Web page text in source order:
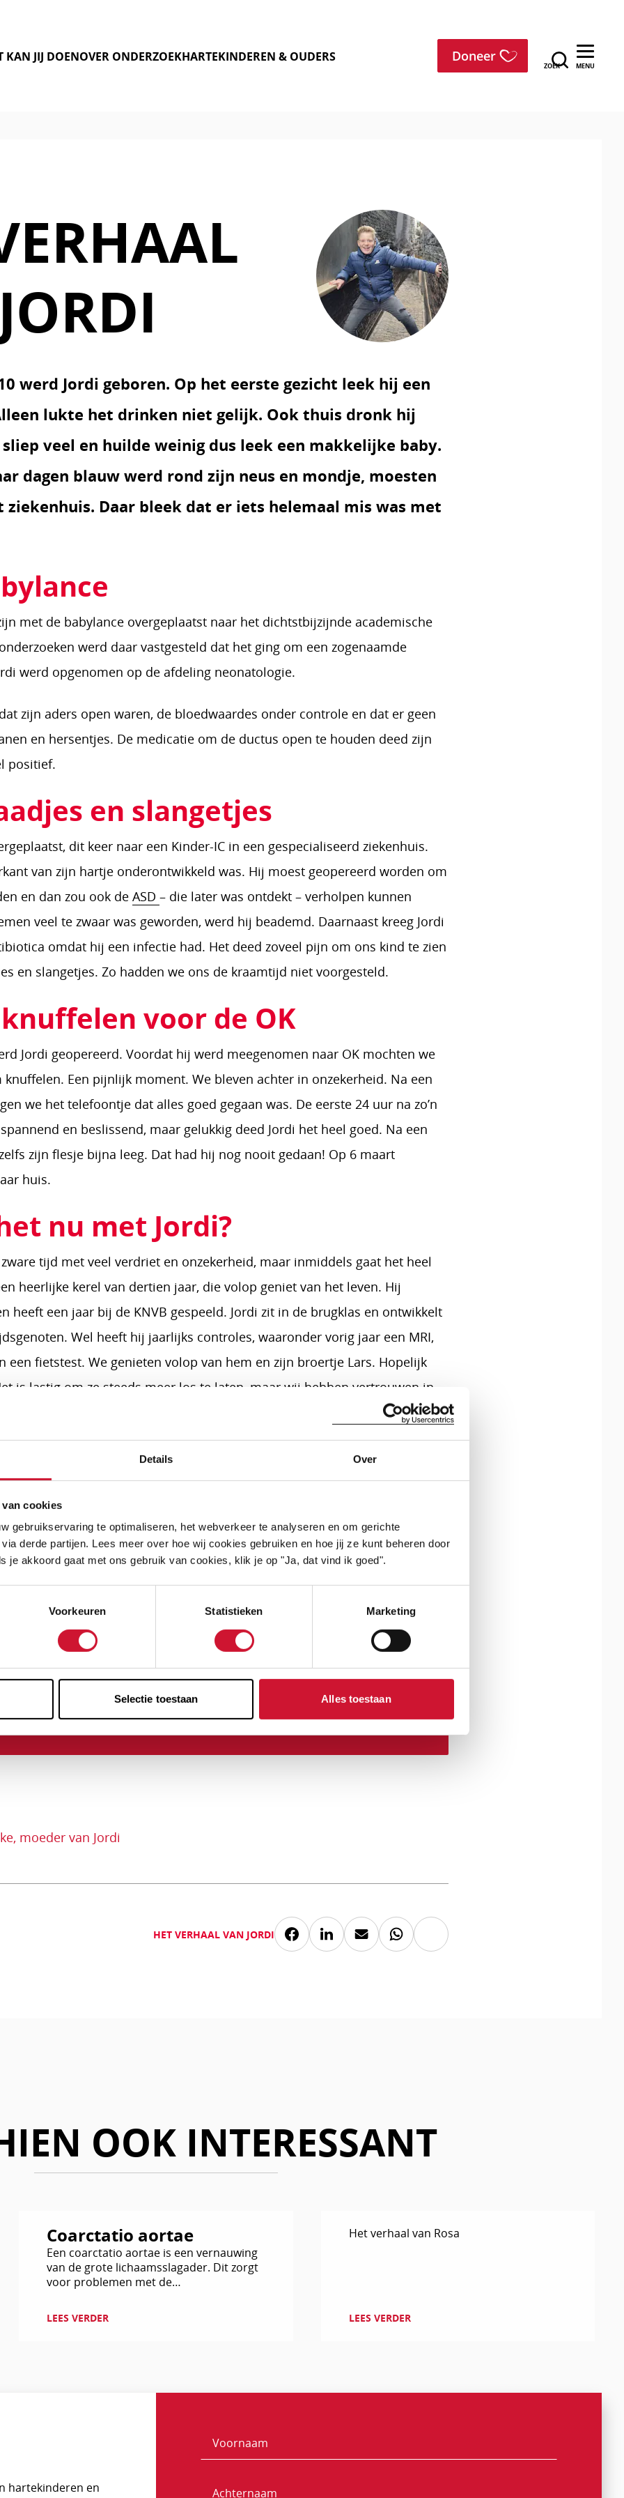
Details Over
cookies
gebruikservaring te optimaliseren, het webverkeer te analyseren en om gerichte
derde partijen. Lees meer over hoe wij cookies gebruiken en hoe jij ze kunt beheren door
je akkoord gaat met ons gebruik van cookies, klik je op "Ja, dat vind ik goed".
Voorkeuren Statistieken Marketing
Selectie toestaan Alles toestaan
KAN JIJ DOENOVER ONDERZOEKHARTEKINDEREN & OUDERS Doneer
ZOEK
menu
werd Jordi geboren. Op het eerste gezicht leek hij een
lukte het drinken niet gelijk. Ook thuis dronk hij
veel en huilde weinig dus leek een makkelijke baby.
dagen blauw werd rond zijn neus en mondje, moesten
Daar bleek dat er iets helemaal mis was met
met de babylance overgeplaatst naar het dichtstbijzijnde academische
werd daar vastgesteld dat het ging om een zogenaamde
werd opgenomen op de afdeling neonatologie.
zijn aders open waren, de bloedwaardes onder controle en dat er geen
en hersentjes. De medicatie om de ductus open te houden deed zijn
positief.
en slangetjes
dit keer naar een Kinder-IC in een gespecialiseerd ziekenhuis.
van zijn hartje onderontwikkeld was. Hij moest geopereerd worden om
en dan zou ook de ASD – die later was ontdekt – verholpen kunnen
veel te zwaar was geworden, werd hij beademd. Daarnaast kreeg Jordi
omdat hij een infectie had. Het deed zoveel pijn om ons kind te zien
en slangetjes. Zo hadden we ons de kraamtijd niet voorgesteld.
voor de OK
Jordi geopereerd. Voordat hij werd meegenomen naar OK mochten we
Een pijnlijk moment. We bleven achter in onzekerheid. Na een
we het telefoontje dat alles goed gegaan was. De eerste 24 uur na zo’n
en beslissend, maar gelukkig deed Jordi het heel goed. Na een
zijn flesje bijna leeg. Dat had hij nog nooit gedaan! Op 6 maart
huis.
nu met Jordi?
tijd met veel verdriet en onzekerheid, maar inmiddels gaat het heel
heerlijke kerel van dertien jaar, die volop geniet van het leven. Hij
heeft een jaar bij de KNVB gespeeld. Jordi zit in de brugklas en ontwikkelt
Wel heeft hij jaarlijks controles, waaronder vorig jaar een MRI,
een fietstest. We genieten volop van hem en zijn broertje Lars. Hopelijk
is lastig om ze steeds meer los te laten, maar wij hebben vertrouwen in
MEE?
er 25.000 kinderen met een hartafwijking. Elke 48 uur overlijdt één
is daarmee doodsoorzaak nummer 1 onder kinderen. Dat
van Stichting Hartekind. Denk met je hart, geef met je hart!
moeder van Jordi
HET VERHAAL VAN JORDI
Deel
Deel
Deel
Deel
Kopieer
OOK INTERESSANT
Coarctatio aortae
Een coarctatio aortae is een vernauwing
van de grote lichaamsslagader. Dit zorgt
voor problemen met de
LEES VERDER
verder
Het verhaal van Rosa
LEES VERDER
verder
hartekinderen en
Naam
Voornaam
Achternaam